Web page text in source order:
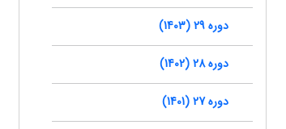
دوره 29 (1403)
دوره 28 (1402)
دوره 27 (1401)